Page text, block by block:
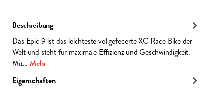
Beschreibung
Das Epic 9 ist das leichteste vollgefederte XC Race Bike der
Welt und steht für maximale Effizienz und Geschwindigkeit.
Mit… Mehr
Eigenschaften